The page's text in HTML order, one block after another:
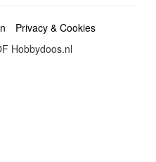
Privacy & Cookies
Hobbydoos.nl